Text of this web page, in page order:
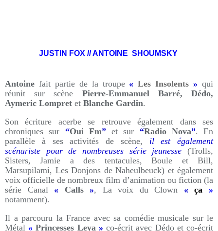
JUSTIN FOX // ANTOINE SHOUMSKY
Antoine fait partie de la troupe « Les Insolents» qui
réunit sur scène Pierre-Emmanuel Barré, Dédo,
Aymeric Lompret et Blanche Gardin.
Son écriture acerbe se retrouve également dans ses
chroniques sur “Oui Fm”et sur “Radio Nova”. En
parallèle à ses activités de scène, il est également
scénariste pour de nombreuses série jeunesse (Trolls,
Sisters, Jamie a des tentacules, Boule et Bill,
Marsupilami, Les Donjons de Naheulbeuck) et également
voix officielle de nombreux film d’animation ou fiction (la
série Canal « Calls», La voix du Clown «ça»
notamment).
Il a parcouru la France avec sa comédie musicale sur le
Métal « Princesses Leya » co-écrit avec Dédo et co-écrit